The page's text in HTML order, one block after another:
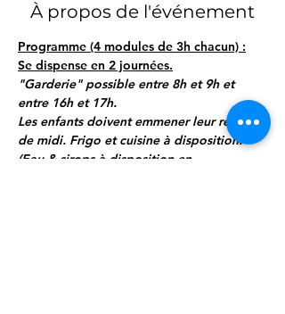
À propos de l'événement
Programme (4 modules de 3h chacun) :
Se dispense en 2 journées.
"Garderie" possible entre 8h et 9h et
entre 16h et 17h.
Les enfants doivent emmener leur repas
de midi. Frigo et cuisine à disposition.
(Eau & sirops à disposition en